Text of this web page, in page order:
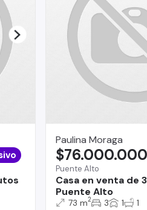
Paulina Moraga
Puente Alto
Casa en venta de
Puente Alto
$76.000.000
73 m2 3 1 1